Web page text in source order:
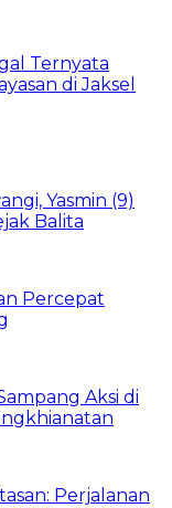
Ternyata
di Jaksel
Yasmin (9)
Balita
Percepat
Aksi di
Perjalanan